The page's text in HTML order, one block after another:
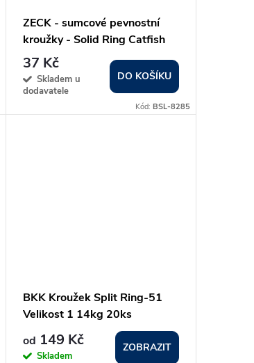
ZECK - sumcové pevnostní
kroužky - Solid Ring Catfish
43 Kg
37 Kč
Skladem u
dodavatele
DO KOŠÍKU
Kód: BSL-8285
BKK Kroužek Split Ring-51
Velikost 1 14kg 20ks
od 149 Kč
Skladem
ZOBRAZIT